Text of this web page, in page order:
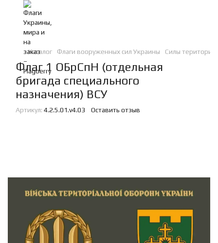
Каталог Флаги вооруженных сил Украины Силы
Флаг 1 ОБрСпН (отдельная
бригада специального
назначения) ВСУ
Артикул: 4.2.5.01.v4.03 Оставить отзыв